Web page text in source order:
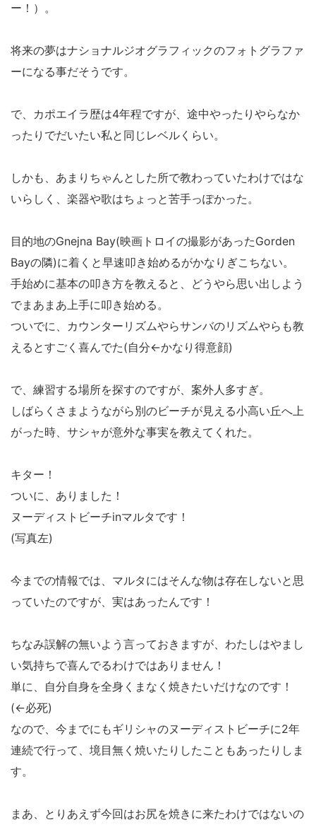
ー！）。
将来の夢はナショナルジオグラフィックのフォトグラファ
ーになる事だそうです。
で、カポエイラ歴は4年程ですが、途中やったりやらなか
ったりでだいたい私と同じレベルくらい。
しかも、あまりちゃんとした所で教わっていたわけではな
いらしく、楽器や歌はちょっと苦手っぽかった。
目的地のGnejna Bay(映画トロイの撮影があったGorden
Bayの隣)に着くと早速叩き始めるがかなりぎこちない。
手始めに基本の叩き方を教えると、どうやら思い出しよう
でまあまあ上手に叩き始める。
ついでに、カウンターリズムやらサンバのリズムやらも教
えるとすごく喜んでた(自分←かなり得意顔)
で、練習する場所を探すのですが、案外人多すぎ。
しばらくさまようながら別のビーチが見える小高い丘へ上
がった時、サシャが意外な事実を教えてくれた。
キター！
ついに、ありました！
ヌーディストビーチinマルタです！
(写真左)
今までの情報では、マルタにはそんな物は存在しないと思
っていたのですが、実はあったんです！
ちなみ誤解の無いよう言っておきますが、わたしはやまし
い気持ちで喜んでるわけではありません！
単に、自分自身を全身くまなく焼きたいだけなのです！
(←必死)
なので、今までにもギリシャのヌーディストビーチに2年
連続で行って、境目無く焼いたりしたこともあったりしま
す。
まあ、とりあえず今回はお尻を焼きに来たわけではないの